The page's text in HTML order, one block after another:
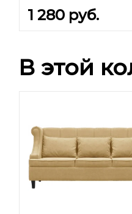
1 280 руб.
В этой